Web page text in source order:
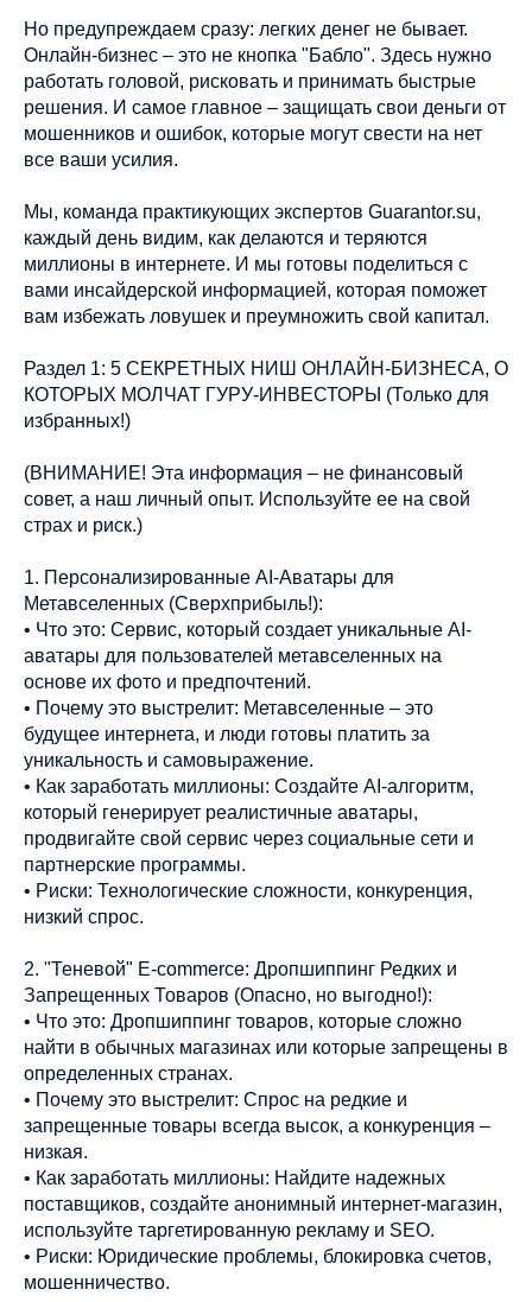
Но предупреждаем сразу: легких денег не бывает.
Онлайн-бизнес – это не кнопка "Бабло". Здесь нужно
работать головой, рисковать и принимать быстрые
решения. И самое главное – защищать свои деньги от
мошенников и ошибок, которые могут свести на нет
все ваши усилия.
Мы, команда практикующих экспертов Guarantor.su,
каждый день видим, как делаются и теряются
миллионы в интернете. И мы готовы поделиться с
вами инсайдерской информацией, которая поможет
вам избежать ловушек и преумножить свой капитал.
Раздел 1: 5 СЕКРЕТНЫХ НИШ ОНЛАЙН-БИЗНЕСА, О
КОТОРЫХ МОЛЧАТ ГУРУ-ИНВЕСТОРЫ (Только для
избранных!)
(ВНИМАНИЕ! Эта информация – не финансовый
совет, а наш личный опыт. Используйте ее на свой
страх и риск.)
1. Персонализированные AI-Аватары для
Метавселенных (Сверхприбыль!):
• Что это: Сервис, который создает уникальные AI-
аватары для пользователей метавселенных на
основе их фото и предпочтений.
• Почему это выстрелит: Метавселенные – это
будущее интернета, и люди готовы платить за
уникальность и самовыражение.
• Как заработать миллионы: Создайте AI-алгоритм,
который генерирует реалистичные аватары,
продвигайте свой сервис через социальные сети и
партнерские программы.
• Риски: Технологические сложности, конкуренция,
низкий спрос.
2. "Теневой" E-commerce: Дропшиппинг Редких и
Запрещенных Товаров (Опасно, но выгодно!):
• Что это: Дропшиппинг товаров, которые сложно
найти в обычных магазинах или которые запрещены в
определенных странах.
• Почему это выстрелит: Спрос на редкие и
запрещенные товары всегда высок, а конкуренция –
низкая.
• Как заработать миллионы: Найдите надежных
поставщиков, создайте анонимный интернет-магазин,
используйте таргетированную рекламу и SEO.
• Риски: Юридические проблемы, блокировка счетов,
мошенничество.